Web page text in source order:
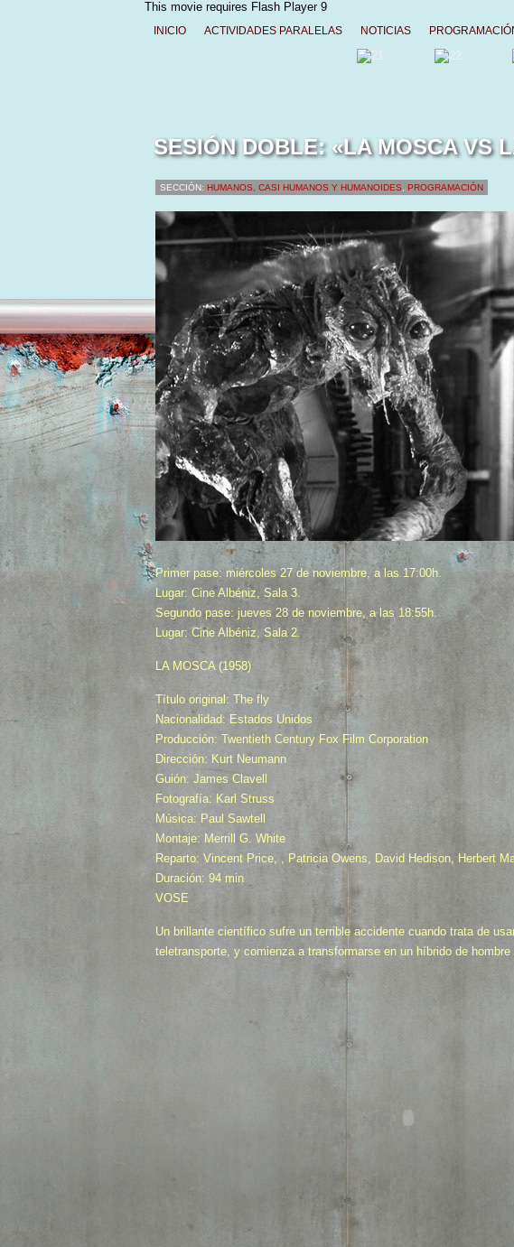
This movie requires Flash Player 9
INICIO ACTIVIDADES PARALELAS NOTICIAS
SESIÓN DOBLE: «LA MOSCA VS
SECCIÓN: HUMANOS, CASI HUMANOS Y HUMANOIDES PROGRAMACIÓN
Primer pase: miércoles 27 de noviembre, a las 17:00h.
Lugar: Cine Albéniz, Sala 3.
Segundo pase: jueves 28 de noviembre, a las 18:55h.
Lugar: Cine Albéniz, Sala 2.
LA MOSCA (1958)
Título original: The fly
Nacionalidad: Estados Unidos
Producción: Twentieth Century Fox Film Corporation
Dirección: Kurt Neumann
Guión: James Clavell
Fotografía: Karl Struss
Música: Paul Sawtell
Montaje: Merrill G. White
Reparto: Vincent Price, , Patricia Owens, David Hedison, Herbert
Duración: 94 min
VOSE
Un brillante científico sufre un terrible accidente cuando trata de
teletransporte, y comienza a transformarse en un híbrido de